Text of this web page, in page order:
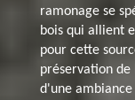
ramonage se
bois qui allient
pour cette
préservation
d'une ambiance